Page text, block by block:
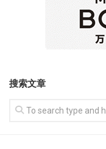
搜索文章